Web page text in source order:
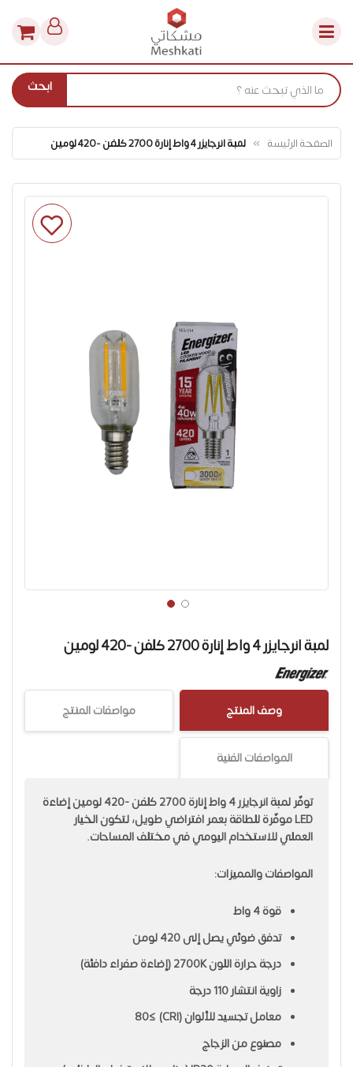
ابحث
الصفحة الرئيسة لمبة انرجايزر 4 واط إنارة 2700 كلفن -420 لومين
لمبة انرجايزر 4 واط إنارة 2700 كلفن -420 لومين
انتقل
إلى
بداية
معرض
الصور
وصف المنتج
مواصفات المنتج
المواصفات الفنية
توفّر لمبة انرجايزر 4 واط إنارة 2700 كلفن -420 لومين إضاءة
LED موفّرة للطاقة بعمر افتراضي طويل، لتكون الخيار
العملي للاستخدام اليومي في مختلف المساحات.
المواصفات والمميزات:
قوة 4 واط
تدفق ضوئي يصل إلى 420 لومن
درجة حرارة اللون 2700K (إضاءة صفراء دافئة)
زاوية انتشار 110 درجة
معامل تجسيد للألوان (CRI) ≥80
مصنوع من الزجاج